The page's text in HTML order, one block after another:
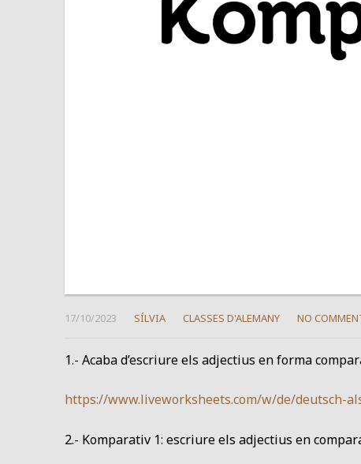
17/10/2023 SÍLVIA CLASSES D'ALEMANY NO
1.- Acaba d’escriure els adjectius en forma
https://www.liveworksheets.com/w/de/deutsch-
2.- Komparativ 1: escriure els adjectius en